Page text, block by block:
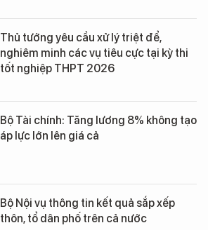
Thủ tướng yêu cầu xử lý triệt để,
nghiêm minh các vụ tiêu cực tại kỳ thi
tốt nghiệp THPT 2026
Bộ Tài chính: Tăng lương 8% không tạo
áp lực lớn lên giá cả
Bộ Nội vụ thông tin kết quả sắp xếp
thôn, tổ dân phố trên cả nước